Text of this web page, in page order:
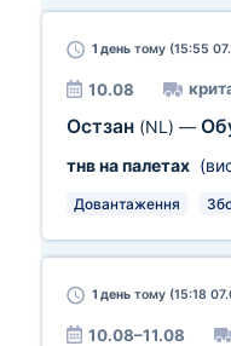
1 день тому (15:55
10.08
Остзан (NL) —
тнв на палетах
Довантаження
1 день тому (15:18
10.08–11.08